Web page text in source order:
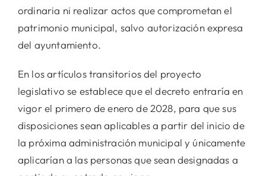
ordinaria ni realizar actos que comprometan el
patrimonio municipal, salvo autorización expresa
del ayuntamiento.
En los artículos transitorios del proyecto
legislativo se establece que el decreto entraría en
vigor el primero de enero de 2028, para que sus
disposiciones sean aplicables a partir del inicio de
la próxima administración municipal y únicamente
aplicarían a las personas que sean designadas a